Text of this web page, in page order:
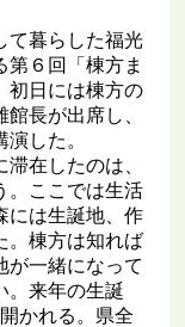
て暮らした福光
第６回「棟方ま
初日には棟方の
長が出席し、
した。
在したのは、
。ここでは生活
には生誕地、作
。棟方は知れば
が一緒になって
。来年の生誕
かれる。県全